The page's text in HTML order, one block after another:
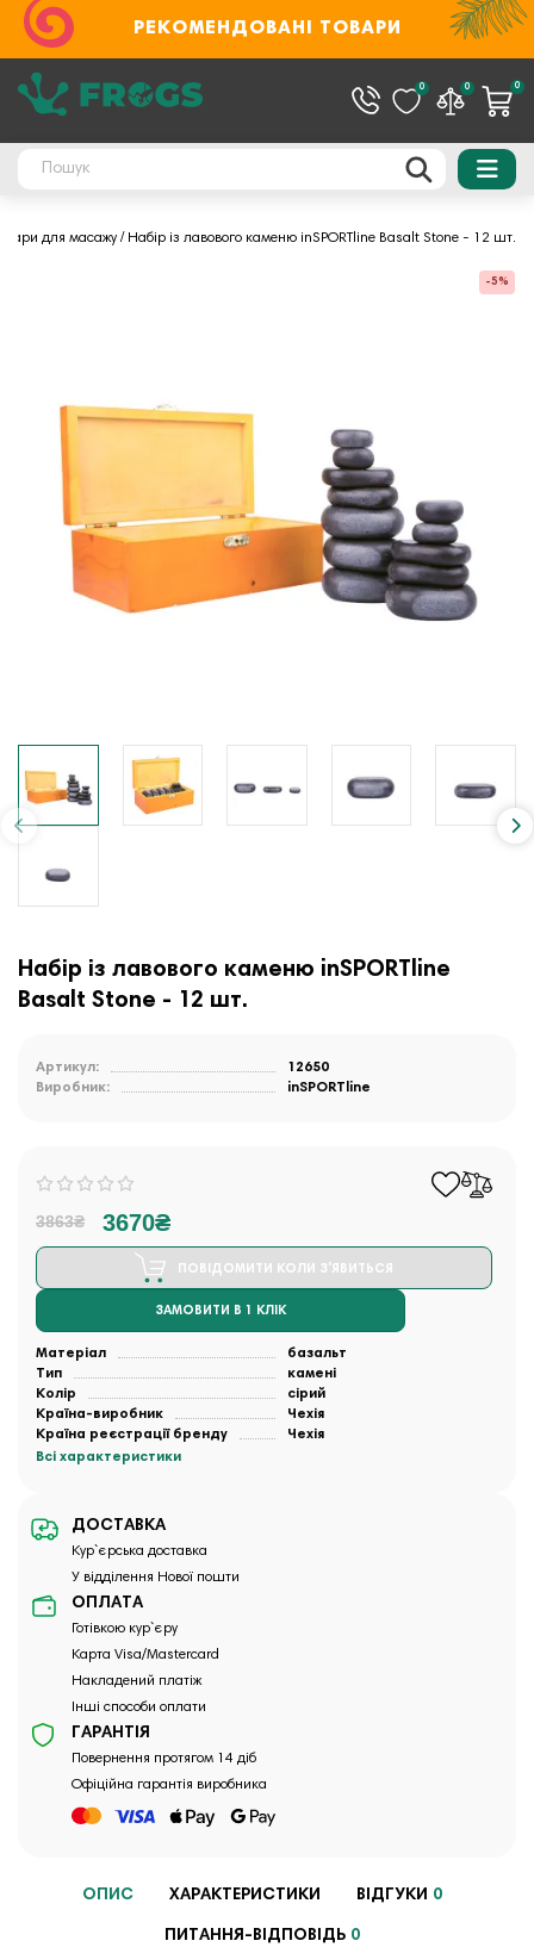
РЕКОМЕНДОВАНІ ТОВАРИ
0 0 0
для масажу Набір із лавового каменю inSPORTline Basalt Stone - 12 шт.
-5%
Набір із лавового каменю inSPORTline
Basalt Stone - 12 шт.
Артикул:
12650
Виробник:
inSPORTline
3863₴ 3670₴
ПОВІДОМИТИ КОЛИ З'ЯВИТЬСЯ
ЗАМОВИТИ В 1 КЛІК
Матеріал
базальт
Тип
камені
Колір
сірий
Країна-виробник
Чехія
Країна реєстрації бренду
Чехія
Всі характеристики
ДОСТАВКА
Кур`єрська доставка
У відділення Нової пошти
ОПЛАТА
Готівкою кур`єру
Карта Visa/Mastercard
Накладений платіж
Інші способи оплати
ГАРАНТІЯ
Повернення протягом 14 діб
Офіційна гарантія виробника
ОПИС ХАРАКТЕРИСТИКИ ВІДГУКИ 0
ПИТАННЯ-ВІДПОВІДЬ 0